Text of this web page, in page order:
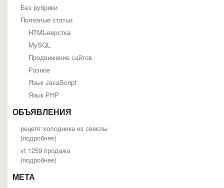
Без рубрики
Полезные статьи
HTML-верстка
MySQL
Продвижение сайтов
Разное
Язык JavaScript
Язык PHP
ОБЪЯВЛЕНИЯ
рецепт холодника из свеклы
(подробнее)
vt 1259 продажа
(подробнее)
МЕТА